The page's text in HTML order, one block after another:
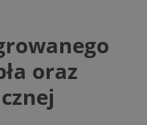
oraz